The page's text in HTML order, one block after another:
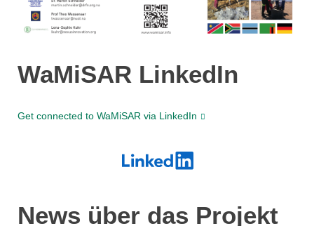
WaMiSAR LinkedIn
Get connected to WaMiSAR via LinkedIn
News über das Projekt